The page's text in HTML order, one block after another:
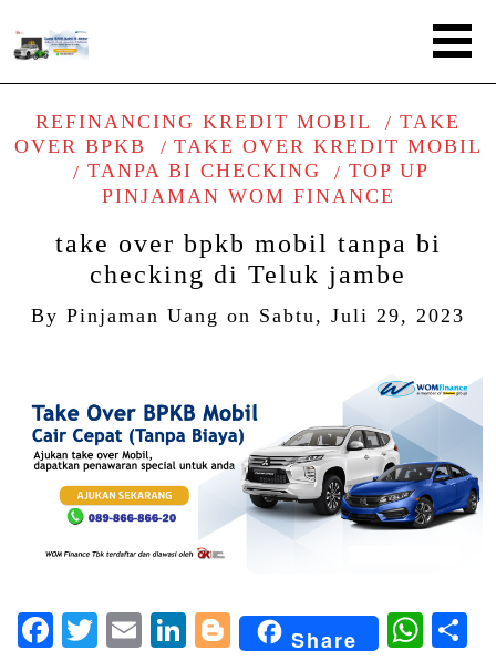
REFINANCING KREDIT MOBIL
TAKE
OVER BPKB
TAKE OVER KREDIT MOBIL
TANPA BI CHECKING
TOP UP
PINJAMAN WOM FINANCE
take over bpkb mobil tanpa bi
checking di Teluk jambe
By Pinjaman Uang on Sabtu, Juli 29, 2023
Facebook
Twitter
EmailLinkedIn
Blogger
Share